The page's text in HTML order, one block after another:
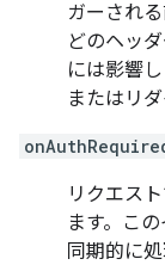
ガーされ
どのヘッ
には影響
またはリ
リクエス
ます。こ
同期的に